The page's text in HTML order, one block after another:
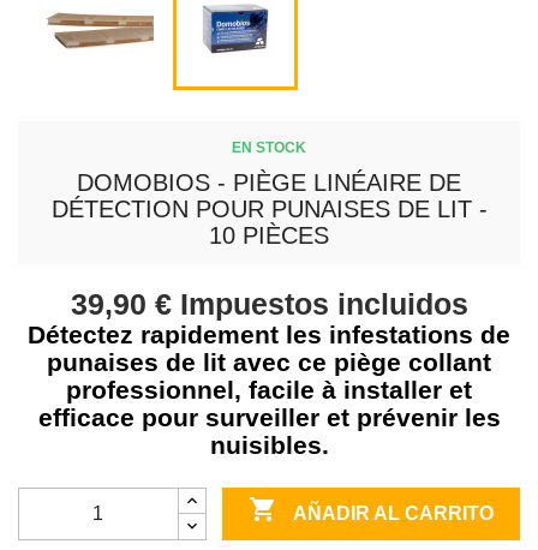
EN STOCK
DOMOBIOS - PIÈGE LINÉAIRE DE
DÉTECTION POUR PUNAISES DE LIT -
10 PIÈCES
39,90 € Impuestos incluidos
Détectez rapidement les infestations de
punaises de lit avec ce piège collant
professionnel, facile à installer et
efficace pour surveiller et prévenir les
nuisibles.
 AÑADIR AL CARRITO